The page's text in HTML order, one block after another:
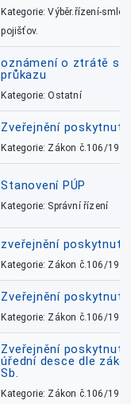
Kategorie: Výběr.řízení-
pojišťov.
oznámení o ztrátě
průkazu
Kategorie: Ostatní
Zveřejnění
Kategorie: Zákon č.106/1999
Stanovení PÚP
Kategorie: Správní řízení
zveřejnění
Kategorie: Zákon č.106/1999
Zveřejnění
Kategorie: Zákon č.106/1999
Zveřejnění
úřední desce dle
Sb.
Kategorie: Zákon č.106/1999